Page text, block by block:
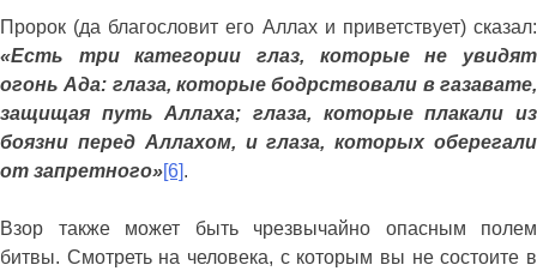
Пророк (да благословит его Аллах и приветствует) сказал:
«Есть три категории глаз, которые не увидят
огонь Ада: глаза, которые бодрствовали в газавате,
защищая путь Аллаха; глаза, которые плакали из
боязни перед Аллахом, и глаза, которых оберегали
от запретного»[6].
Взор также может быть чрезвычайно опасным полем
битвы. Смотреть на человека, с которым вы не состоите в